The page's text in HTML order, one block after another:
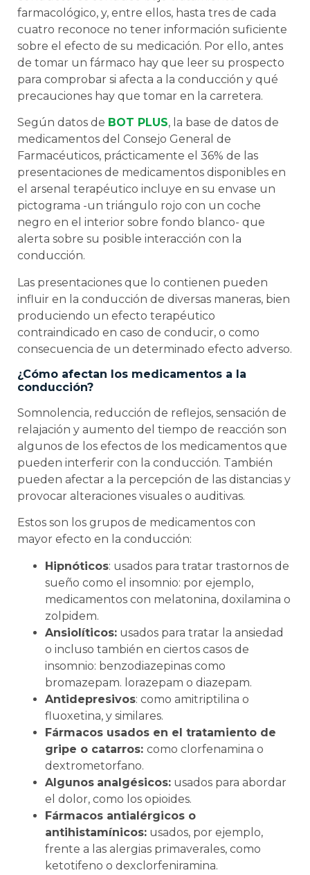
farmacológico, y, entre ellos, hasta tres de cada
cuatro reconoce no tener información suficiente
sobre el efecto de su medicación. Por ello, antes
de tomar un fármaco hay que leer su prospecto
para comprobar si afecta a la conducción y qué
precauciones hay que tomar en la carretera.
Según datos de BOT PLUS, la base de datos de
medicamentos del Consejo General de
Farmacéuticos, prácticamente el 36% de las
presentaciones de medicamentos disponibles en
el arsenal terapéutico incluye en su envase un
pictograma -un triángulo rojo con un coche
negro en el interior sobre fondo blanco- que
alerta sobre su posible interacción con la
conducción.
Las presentaciones que lo contienen pueden
influir en la conducción de diversas maneras, bien
produciendo un efecto terapéutico
contraindicado en caso de conducir, o como
consecuencia de un determinado efecto adverso.
¿Cómo afectan los medicamentos a la
conducción?
Somnolencia, reducción de reflejos, sensación de
relajación y aumento del tiempo de reacción son
algunos de los efectos de los medicamentos que
pueden interferir con la conducción. También
pueden afectar a la percepción de las distancias y
provocar alteraciones visuales o auditivas.
Estos son los grupos de medicamentos con
mayor efecto en la conducción:
Hipnóticos: usados para tratar trastornos de
sueño como el insomnio: por ejemplo,
medicamentos con melatonina, doxilamina o
zolpidem.
Ansiolíticos: usados para tratar la ansiedad
o incluso también en ciertos casos de
insomnio: benzodiazepinas como
bromazepam. lorazepam o diazepam.
Antidepresivos: como amitriptilina o
fluoxetina, y similares.
Fármacos usados en el tratamiento de
gripe o catarros: como clorfenamina o
dextrometorfano.
Algunos analgésicos: usados para abordar
el dolor, como los opioides.
Fármacos antialérgicos o
antihistamínicos: usados, por ejemplo,
frente a las alergias primaverales, como
ketotifeno o dexclorfeniramina.